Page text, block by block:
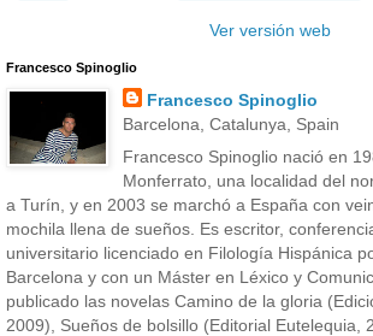
Ver versión web
Francesco Spinoglio
Francesco Spinoglio
Barcelona, Catalunya, Spain
Francesco Spinoglio nació en
Monferrato, una localidad del
a Turín, y en 2003 se marchó a España con
mochila llena de sueños. Es escritor,
universitario licenciado en Filología Hispánica
Barcelona y con un Máster en Léxico y
publicado las novelas Camino de la gloria
2009), Sueños de bolsillo (Editorial Eutelequia,